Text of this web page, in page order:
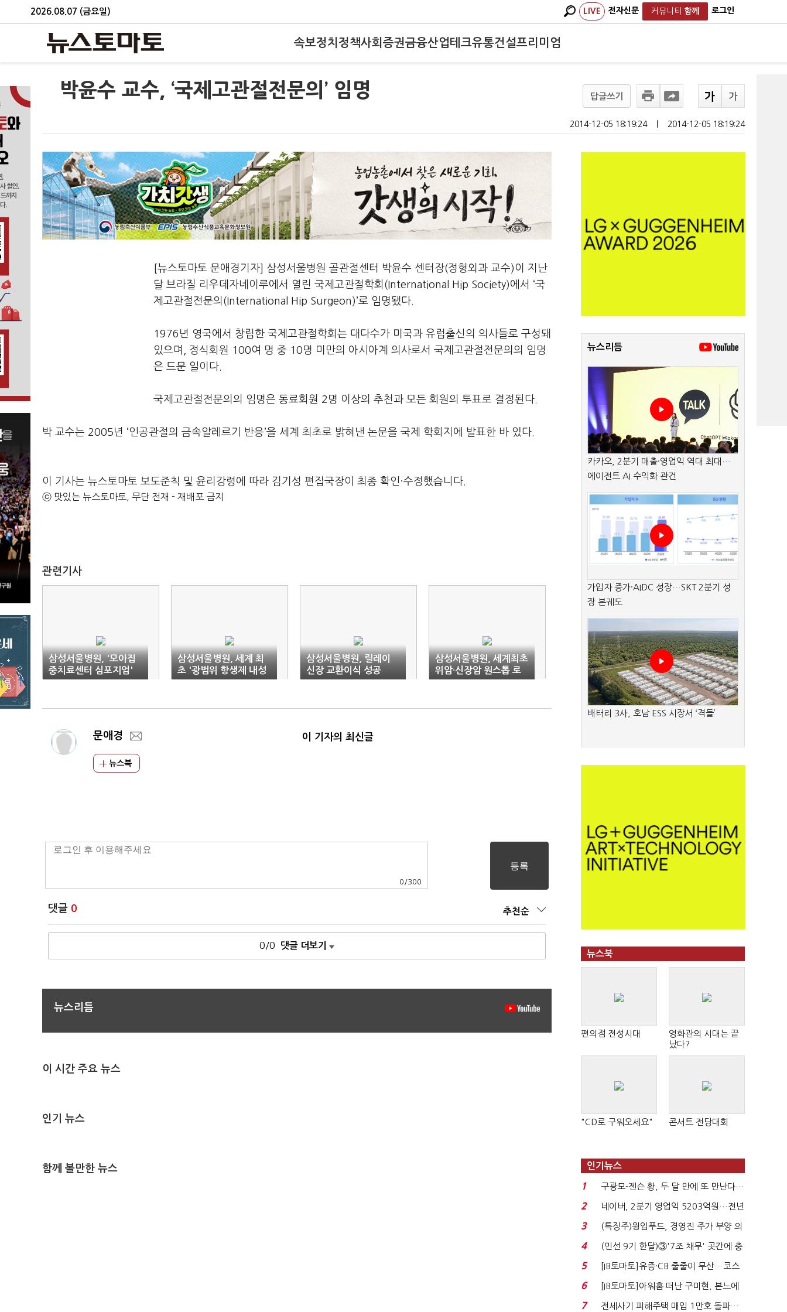
2026.08.07 (금요일) LIVE 전자신문 커뮤니티 함께 로그인
속보정치 정책사회 증권금융산업테크유통건설프리미엄
박윤수 교수, ‘국제고관절전문의’ 임명 답글쓰기
2014-12-05 18:19:24 2014-12-05 18:19:24
[뉴스토마토 문애경기자] 삼성서울병원 골관절센터 박윤수 센터장(정형외과 교수)이 지난
달 브라질 리우데자네이루에서 열린 국제고관절학회(International Hip Society)에서 ‘국
제고관절전문의(International Hip Surgeon)’로 임명됐다.
1976년 영국에서 창립한 국제고관절학회는 대다수가 미국과 유럽출신의 의사들로 구성돼
있으며, 정식회원 100여 명 중 10명 미만의 아시아계 의사로서 국제고관절전문의의 임명
은 드문 일이다.
국제고관절전문의의 임명은 동료회원 2명 이상의 추천과 모든 회원의 투표로 결정된다.
박 교수는 2005년 ‘인공관절의 금속알레르기 반응’을 세계 최초로 밝혀낸 논문을 국제 학회지에 발표한 바 있다.
이 기사는 뉴스토마토 보도준칙 및 윤리강령에 따라 김기성 편집국장이 최종 확인·수정했습니다.
ⓒ 맛있는 뉴스토마토, 무단 전재 - 재배포 금지
관련기사
삼성서울병원, '모아집
중치료센터 심포지엄'
개최
삼성서울병원, 세계 최
초 '광범위 항생제 내성
페렴구균' 발견
삼성서울병원, 릴레이
신장 교환이식 성공
삼성서울병원, 세계최초
위암·신장암 원스톱 로
봇수술 성공
문애경
뉴스북
이 기자의 최신글
0 /300
댓글 0 추천순
0/0 댓글 더보기
뉴스리듬
이 시간 주요 뉴스
인기 뉴스
함께 볼만한 뉴스
뉴스리듬
카카오, 2분기 매출·영업익 역대 최대…
에이전트 AI 수익화 관건
가입자 증가·AIDC 성장…SKT 2분기 성
장 본궤도
배터리 3사, 호남 ESS 시장서 ‘격돌’
뉴스북
편의점 전성시대
영화관의 시대는 끝
났다?
"CD로 구워오세요" 콘서트 전당대회
인기뉴스
1
구광모-젠슨 황, 두 달 만에 또 만난다…
로봇·AI 등 논...
2
네이버, 2분기 영업익 5203억원…전년
비 0.2% 감소...
3
(특징주)윙입푸드, 경영진 주가 부양 의
지에 상한가...
4
(민선 9기 한달)③'7조 채무' 곳간에 충
격…추미애, 20년...
5
[IB토마토]유증·CB 줄줄이 무산…코스
닥 벌점 급증에 ...
6
[IB토마토]아워홈 떠난 구미현, 본느에
340억 베팅…가...
7 전세사기 피해주택 매입 1만호 돌파…